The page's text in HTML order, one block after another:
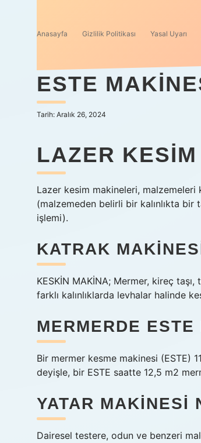
Anasayfa Gizlilik Politikası Yasal Uyarı
ESTE
Tarih: Aralık 26, 2024
LAZER
Lazer kesim makineleri, malzemeleri
(malzemeden belirli bir kalınlıkta bir
işlemi).
KATRAK
KESKİN MAKİNA; Mermer, kireç
farklı kalınlıklarda levhalar halinde
MERMERDE
Bir mermer kesme makinesi (ESTE)
deyişle, bir ESTE saatte 12,5 m2
YATAR MAKINESI
Dairesel testere, odun ve benzeri